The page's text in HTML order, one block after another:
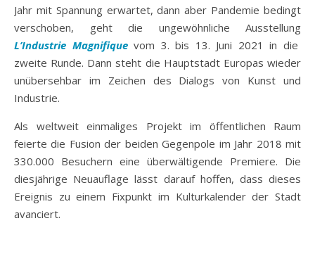
Jahr mit Spannung erwartet, dann aber Pandemie bedingt
verschoben, geht die ungewöhnliche Ausstellung
L’Industrie Magnifiquevom 3. bis 13. Juni 2021 in die
zweite Runde. Dann steht die Hauptstadt Europas wieder
unübersehbar im Zeichen des Dialogs von Kunst und
Industrie.
Als weltweit einmaliges Projekt im öffentlichen Raum
feierte die Fusion der beiden Gegenpole im Jahr 2018 mit
330.000 Besuchern eine überwältigende Premiere. Die
diesjährige Neuauflage lässt darauf hoffen, dass dieses
Ereignis zu einem Fixpunkt im Kulturkalender der Stadt
avanciert.